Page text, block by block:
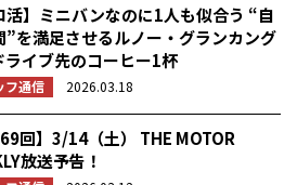
活】ミニバンなのに1人も似合う “自
”を満足させるルノー・グランカング
ライブ先のコーヒー1杯
フ通信 2026.03.18
回】3/14（土） THE MOTOR
放送予告！